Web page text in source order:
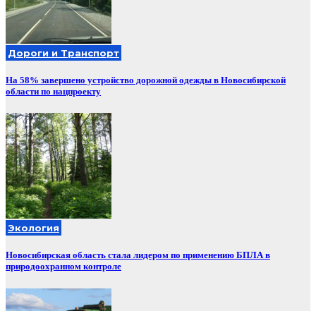
Дороги и Транспорт
На 58% завершено устройство дорожной одежды в Новосибирской
области по нацпроекту
Экология
Новосибирская область стала лидером по применению БПЛА в
природоохранном контроле